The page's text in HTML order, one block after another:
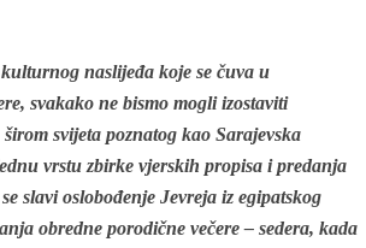
naslijeđa koje se čuva u
svakako ne bismo mogli izostaviti
svijeta poznatog kao Sarajevska
vrstu zbirke vjerskih propisa i predanja
slavi oslobođenje Jevreja iz egipatskog
obredne porodične večere – sedera, kada